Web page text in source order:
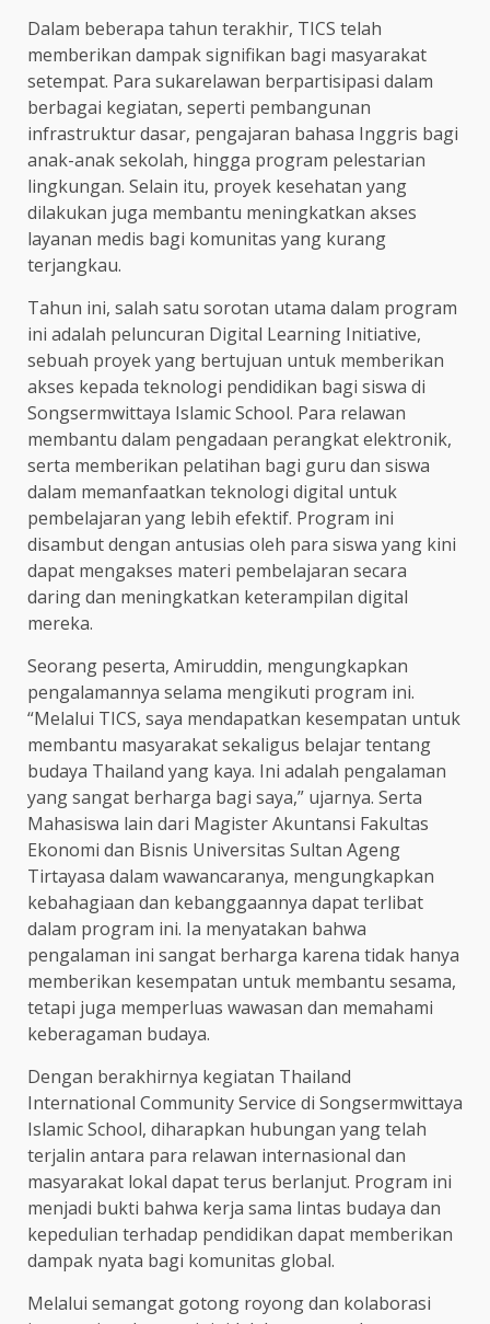
Dalam beberapa tahun terakhir, TICS telah
memberikan dampak signifikan bagi masyarakat
setempat. Para sukarelawan berpartisipasi dalam
berbagai kegiatan, seperti pembangunan
infrastruktur dasar, pengajaran bahasa Inggris bagi
anak-anak sekolah, hingga program pelestarian
lingkungan. Selain itu, proyek kesehatan yang
dilakukan juga membantu meningkatkan akses
layanan medis bagi komunitas yang kurang
terjangkau.
Tahun ini, salah satu sorotan utama dalam program
ini adalah peluncuran Digital Learning Initiative,
sebuah proyek yang bertujuan untuk memberikan
akses kepada teknologi pendidikan bagi siswa di
Songsermwittaya Islamic School. Para relawan
membantu dalam pengadaan perangkat elektronik,
serta memberikan pelatihan bagi guru dan siswa
dalam memanfaatkan teknologi digital untuk
pembelajaran yang lebih efektif. Program ini
disambut dengan antusias oleh para siswa yang kini
dapat mengakses materi pembelajaran secara
daring dan meningkatkan keterampilan digital
mereka.
Seorang peserta, Amiruddin, mengungkapkan
pengalamannya selama mengikuti program ini.
“Melalui TICS, saya mendapatkan kesempatan untuk
membantu masyarakat sekaligus belajar tentang
budaya Thailand yang kaya. Ini adalah pengalaman
yang sangat berharga bagi saya,” ujarnya. Serta
Mahasiswa lain dari Magister Akuntansi Fakultas
Ekonomi dan Bisnis Universitas Sultan Ageng
Tirtayasa dalam wawancaranya, mengungkapkan
kebahagiaan dan kebanggaannya dapat terlibat
dalam program ini. Ia menyatakan bahwa
pengalaman ini sangat berharga karena tidak hanya
memberikan kesempatan untuk membantu sesama,
tetapi juga memperluas wawasan dan memahami
keberagaman budaya.
Dengan berakhirnya kegiatan Thailand
International Community Service di Songsermwittaya
Islamic School, diharapkan hubungan yang telah
terjalin antara para relawan internasional dan
masyarakat lokal dapat terus berlanjut. Program ini
menjadi bukti bahwa kerja sama lintas budaya dan
kepedulian terhadap pendidikan dapat memberikan
dampak nyata bagi komunitas global.
Melalui semangat gotong royong dan kolaborasi